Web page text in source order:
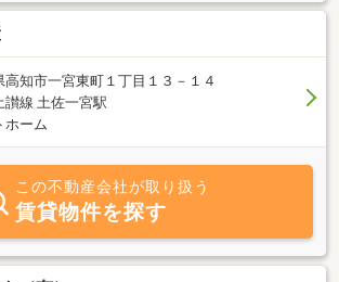
高知市一宮東町１丁目１３－１４
讃線 土佐一宮駅
ホーム
この不動産会社が取り扱う
賃貸物件を探す